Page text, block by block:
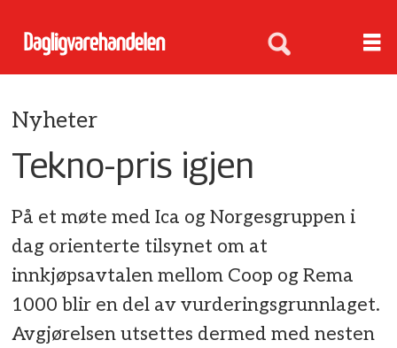
Nyheter
Tekno-pris igjen
På et møte med Ica og Norgesgruppen i
dag orienterte tilsynet om at
innkjøpsavtalen mellom Coop og Rema
1000 blir en del av vurderingsgrunnlaget.
Avgjørelsen utsettes dermed med nesten